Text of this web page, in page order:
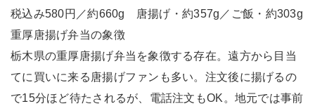
税込み580円／約660g 唐揚げ・約357g／ご飯・約303g
重厚唐揚げ弁当の象徴
栃木県の重厚唐揚げ弁当を象徴する存在。遠方から目当
てに買いに来る唐揚げファンも多い。注文後に揚げるの
で15分ほど待たされるが、電話注文もOK。地元では事前